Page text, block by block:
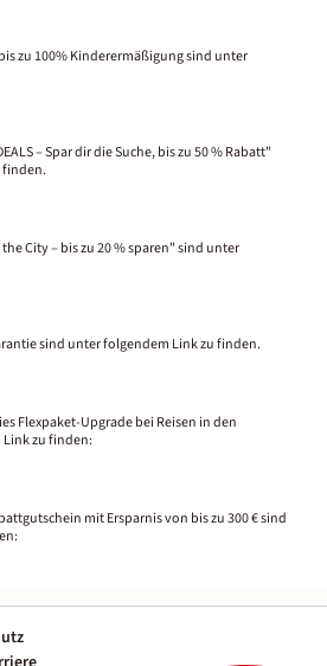
zu 100% Kinderermäßigung sind unter
– Spar dir die Suche, bis zu 50 % Rabatt"
finden.
City – bis zu 20 % sparen" sind unter
sind unter folgendem Link zu finden.
Flexpaket-Upgrade bei Reisen in den
zu finden:
mit Ersparnis von bis zu 300 € sind